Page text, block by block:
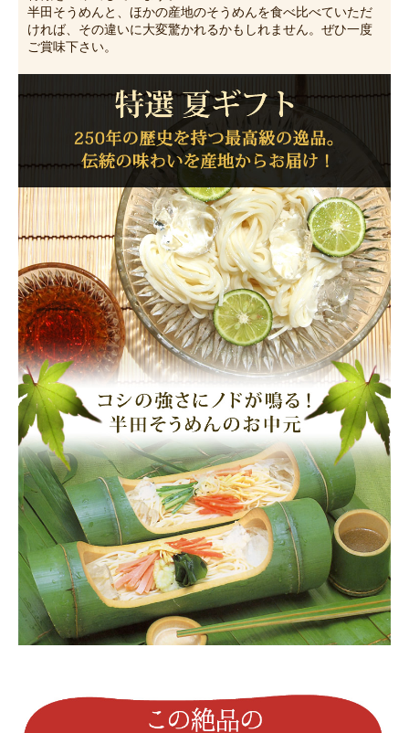
半田そうめんと、ほかの産地のそうめんを食べ比べていただ
ければ、その違いに大変驚かれるかもしれません。ぜひ一度
ご賞味下さい。